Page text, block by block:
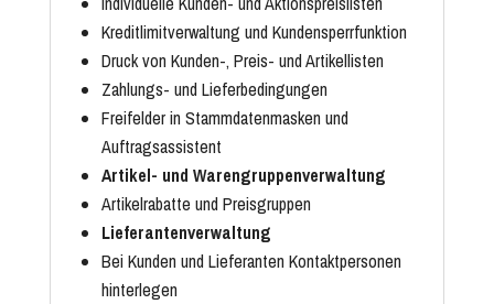
Kreditlimitverwaltung und Kundensperrfunktion
Druck von Kunden-, Preis- und Artikellisten
Zahlungs- und Lieferbedingungen
Freifelder in Stammdatenmasken und
Auftragsassistent
Artikel- und Warengruppenverwaltung
Artikelrabatte und Preisgruppen
Lieferantenverwaltung
Bei Kunden und Lieferanten Kontaktpersonen
hinterlegen